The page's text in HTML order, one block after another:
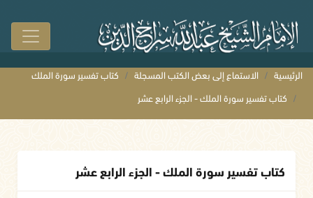
الرئيسية الاستماع إلى بعض الكتب المسجلة
كتاب تفسير سورة الملك
كتاب تفسير سورة الملك - الجزء الرابع عشر
كتاب تفسير سورة الملك - الجزء الرابع عشر